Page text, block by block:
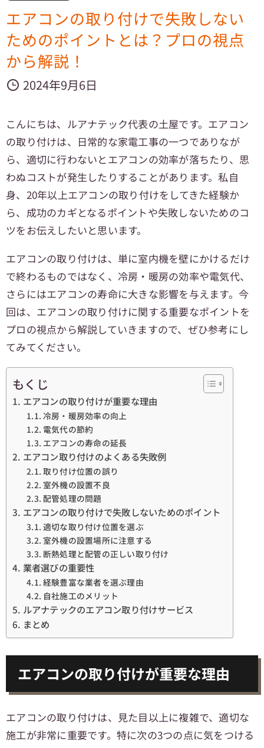
エアコンの取り付けで失敗しない
ためのポイントとは？プロの視点
から解説！
2024年9月6日
こんにちは、ルアナテック代表の土屋です。エアコン
の取り付けは、日常的な家電工事の一つでありなが
ら、適切に行わないとエアコンの効率が落ちたり、思
わぬコストが発生したりすることがあります。私自
身、20年以上エアコンの取り付けをしてきた経験か
ら、成功のカギとなるポイントや失敗しないためのコ
ツをお伝えしたいと思います。
エアコンの取り付けは、単に室内機を壁にかけるだけ
で終わるものではなく、冷房・暖房の効率や電気代、
さらにはエアコンの寿命に大きな影響を与えます。今
回は、エアコンの取り付けに関する重要なポイントを
プロの視点から解説していきますので、ぜひ参考にし
てみてください。
もくじ
エアコンの取り付けが重要な理由
冷房・暖房効率の向上
電気代の節約
エアコンの寿命の延長
エアコン取り付けのよくある失敗例
取り付け位置の誤り
室外機の設置不良
配管処理の問題
エアコンの取り付けで失敗しないためのポイント
適切な取り付け位置を選ぶ
室外機の設置場所に注意する
断熱処理と配管の正しい取り付け
業者選びの重要性
経験豊富な業者を選ぶ理由
自社施工のメリット
ルアナテックのエアコン取り付けサービス
まとめ
エアコンの取り付けが重要な理由
エアコンの取り付けは、見た目以上に複雑で、適切な
施工が非常に重要です。特に次の3つの点に気をつける